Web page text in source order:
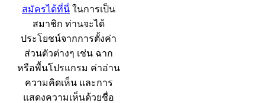
สมัครได้ที่นี่ ในการเป็น
สมาชิก ท่านจะได้
ประโยชน์จากการตั้งค่า
ส่วนตัวต่างๆ เช่น ฉาก
หรือพื้นโปรแกรม ค่าอ่าน
ความคิดเห็น และการ
แสดงความเห็นด้วยชื่อ